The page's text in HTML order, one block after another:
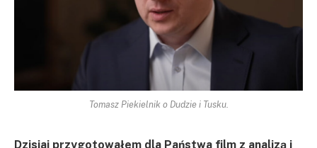
Tomasz Piekielnik o Dudzie i Tusku.
Dzisiaj przygotowałem dla Państwa film z analizą i